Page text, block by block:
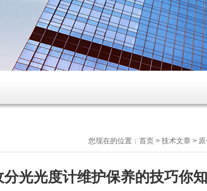
您现在的位置： 首页 > 技术文章 >
分光光度计维护保养的技巧你